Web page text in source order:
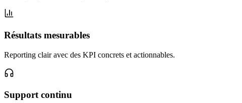
Résultats mesurables
Reporting clair avec des KPI concrets et actionnables.
Support continu